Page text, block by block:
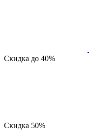
Скидка до 40%
Скидка 50%